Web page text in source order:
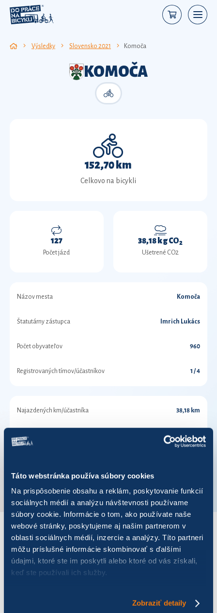
Táto webstránka používa súbory cookies
Na prispôsobenie obsahu a reklám, poskytovanie funkcií
sociálnych médií a analýzu návštevnosti používame
súbory cookie. Informácie o tom, ako používate naše
webové stránky, poskytujeme aj našim partnerom v
oblasti sociálnych médií, inzercie a analýzy. Títo partneri
môžu príslušné informácie skombinovať s ďalšími
údajmi, ktoré ste im poskytli alebo ktoré od vás získali,
keď ste používali ich služby.
Zobraziť detaily
Výsledky Slovensko 2021 Komoča
KOMOČA
152,70 km
Celkovo na bicykli
127
Počet jázd
38,18 kg CO2
Ušetrené CO2
Názov mesta Komoča
Štatutárny zástupca Imrich Lukács
Počet obyvateľov 960
Registrovaných tímov/účastníkov 1 / 4
Najazdených km/účastníka 38,18 km
Koordinátor mesta Imrich Lukács
VÝSLEDKY PRE ROK 2021
Zobraziť výsledkov